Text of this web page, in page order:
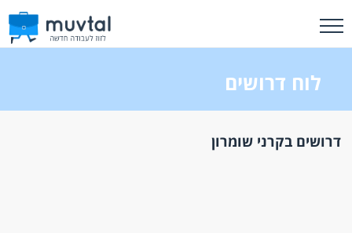
לוח דרושים
דרושים בקרני שומרון